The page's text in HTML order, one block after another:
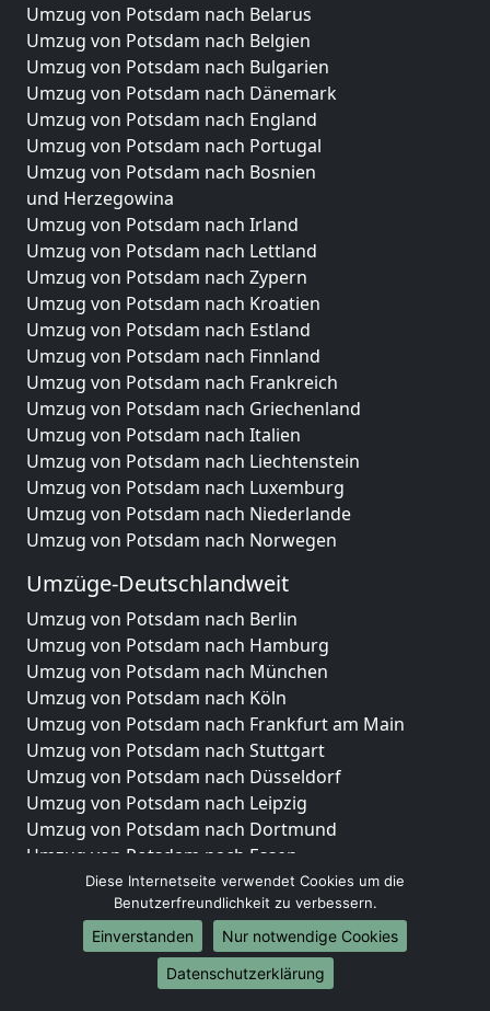
Umzug von Potsdam nach Belarus
Umzug von Potsdam nach Belgien
Umzug von Potsdam nach Bulgarien
Umzug von Potsdam nach Dänemark
Umzug von Potsdam nach England
Umzug von Potsdam nach Portugal
Umzug von Potsdam nach Bosnien
und Herzegowina
Umzug von Potsdam nach Irland
Umzug von Potsdam nach Lettland
Umzug von Potsdam nach Zypern
Umzug von Potsdam nach Kroatien
Umzug von Potsdam nach Estland
Umzug von Potsdam nach Finnland
Umzug von Potsdam nach Frankreich
Umzug von Potsdam nach Griechenland
Umzug von Potsdam nach Italien
Umzug von Potsdam nach Liechtenstein
Umzug von Potsdam nach Luxemburg
Umzug von Potsdam nach Niederlande
Umzug von Potsdam nach Norwegen
Umzüge-Deutschlandweit
Umzug von Potsdam nach Berlin
Umzug von Potsdam nach Hamburg
Umzug von Potsdam nach München
Umzug von Potsdam nach Köln
Umzug von Potsdam nach Frankfurt am Main
Umzug von Potsdam nach Stuttgart
Umzug von Potsdam nach Düsseldorf
Umzug von Potsdam nach Leipzig
Umzug von Potsdam nach Dortmund
Umzug von Potsdam nach Essen
Umzug von Potsdam nach Bremen
Umzug von Potsdam nach Dresden
Umzug von Potsdam nach Hannover
Umzug von Potsdam nach Nürnberg
Umzug von Potsdam nach Duisburg
Diese Internetseite verwendet Cookies um die
Benutzerfreundlichkeit zu verbessern.
Einverstanden
Nur notwendige Cookies
Datenschutzerklärung